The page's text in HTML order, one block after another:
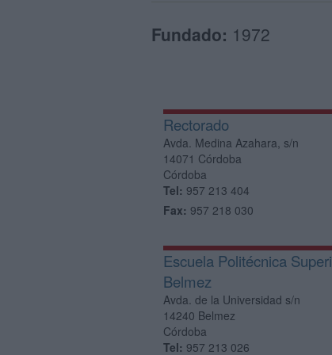
Fundado: 1972
Rectorado
Avda. Medina Azahara, s/n
14071 Córdoba
Córdoba
Tel: 957 213 404
Fax: 957 218 030
Escuela Politécnica
Belmez
Avda. de la Universidad s/n
14240 Belmez
Córdoba
Tel: 957 213 026